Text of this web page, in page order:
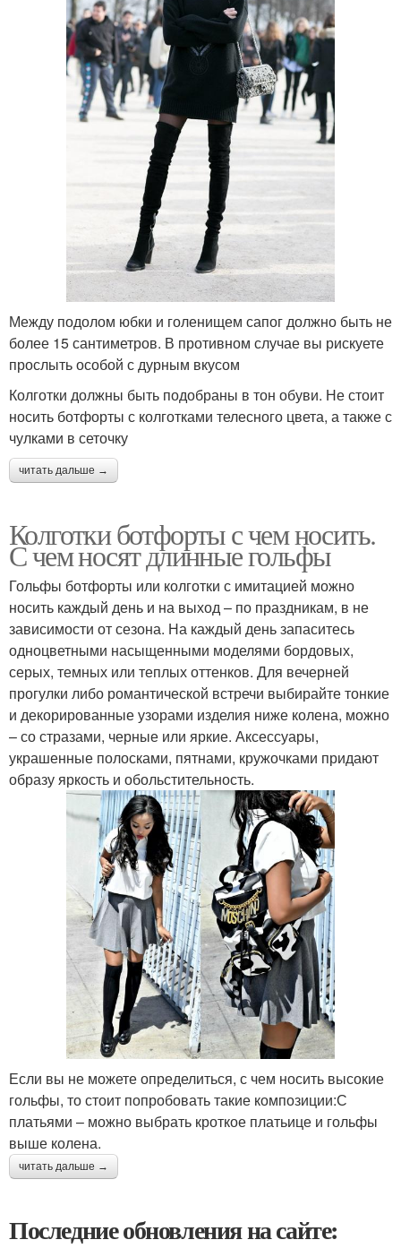
Между подолом юбки и голенищем сапог должно быть не
более 15 сантиметров. В противном случае вы рискуете
прослыть особой с дурным вкусом
Колготки должны быть подобраны в тон обуви. Не стоит
носить ботфорты с колготками телесного цвета, а также с
чулками в сеточку
читать дальше →
Колготки ботфорты с чем носить.
С чем носят длинные гольфы
Гольфы ботфорты или колготки с имитацией можно
носить каждый день и на выход – по праздникам, в не
зависимости от сезона. На каждый день запаситесь
одноцветными насыщенными моделями бордовых,
серых, темных или теплых оттенков. Для вечерней
прогулки либо романтической встречи выбирайте тонкие
и декорированные узорами изделия ниже колена, можно
– со стразами, черные или яркие. Аксессуары,
украшенные полосками, пятнами, кружочками придают
образу яркость и обольстительность.
Если вы не можете определиться, с чем носить высокие
гольфы, то стоит попробовать такие композиции:С
платьями – можно выбрать кроткое платьице и гольфы
выше колена.
читать дальше →
Последние обновления на сайте: